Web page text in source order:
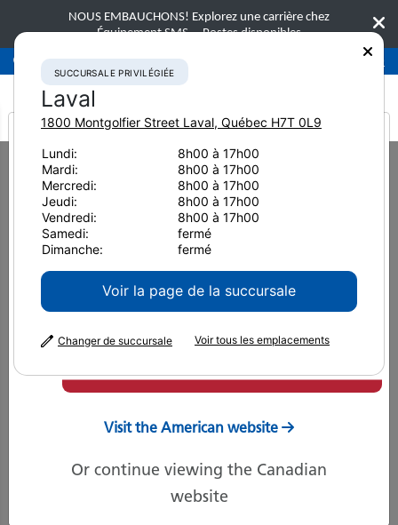
NOUS EMBAUCHONS! Explorez une carrière chez
Équipement SMS. Postes disponibles
Succursale privilégiéeLaval 450-781-9600
Home Équipement neuf Paveuses BOMAG CR 1030 W
Paveuses
BOMAG CR 1030 W
It looks like you are
from America
Visit the American website
Or continue viewing the Canadian
website
SUCCURSALE PRIVILÉGIÉE
Laval
1800 Montgolfier Street Laval, Québec H7T 0L9
Lundi:
8h00 à 17h00
Mardi:
8h00 à 17h00
Mercredi:
8h00 à 17h00
Jeudi:
8h00 à 17h00
Vendredi:
8h00 à 17h00
Samedi:
fermé
Dimanche:
fermé
Voir la page de la succursale
Changer de succursale Voir tous les emplacements